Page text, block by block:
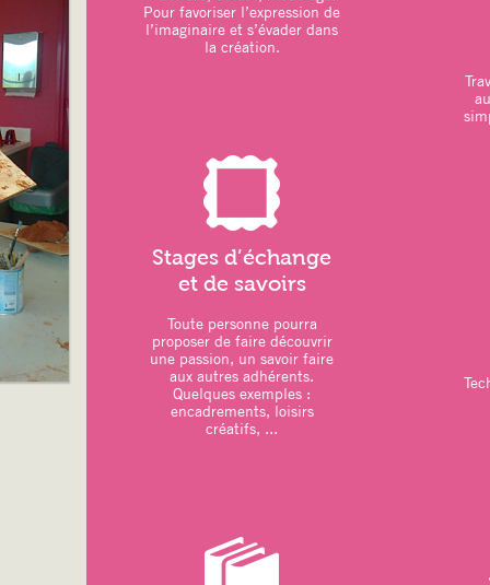
–Art thérapie: Modelage
–Sports
–dessin/peinture
vannerie
–couture
11 octobre 2025
Octobre 2025
ATELIERS DU MOIS
–Art thérapie: Modelage
–Sports: Pilates – Qi Gong
. une séance de Qi Gong prévue en
. Atelier artistique animé par
Pour favoriser l’expression de
l’imaginaire et s’évader dans
la création.
Stages d’échange
et de savoirs
Toute personne pourra
proposer de faire découvrir
une passion, un savoir faire
aux autres adhérents.
Quelques exemples :
encadrements, loisirs
créatifs, ...